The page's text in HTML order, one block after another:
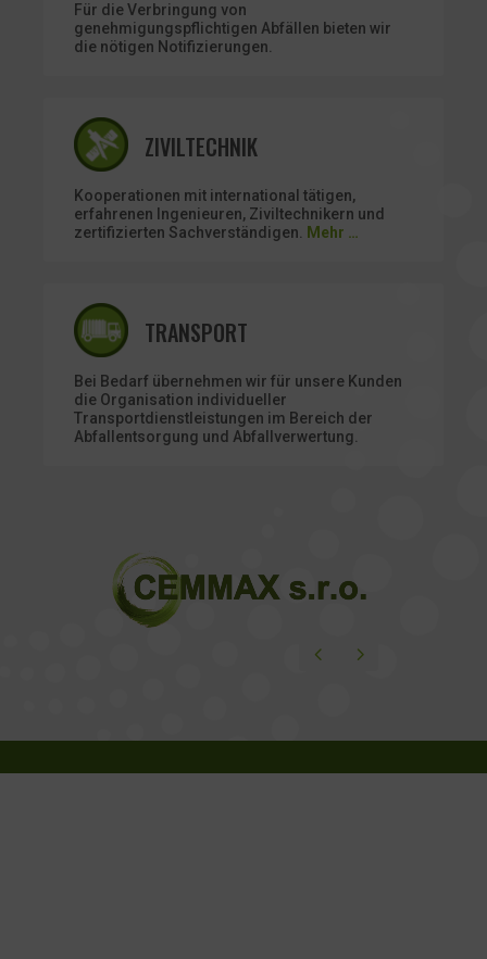
Für die Verbringung von
genehmigungspflichtigen Abfällen bieten wir
die nötigen Notifizierungen.
ZIVILTECHNIK
Kooperationen mit international tätigen,
erfahrenen Ingenieuren, Ziviltechnikern und
zertifizierten Sachverständigen. Mehr …
TRANSPORT
Bei Bedarf übernehmen wir für unsere Kunden
die Organisation individueller
Transportdienstleistungen im Bereich der
Abfallentsorgung und Abfallverwertung.